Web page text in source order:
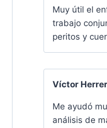
Muy útil el
trabajo
peritos y
Víctor
Me ayudó
análisis de